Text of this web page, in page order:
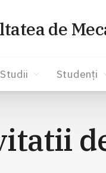
de
Studii Studenți